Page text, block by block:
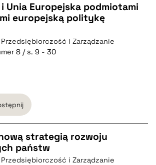
Unia Europejska podmiotami
europejską politykę
Przedsiębiorczość i Zarządzanie
8 / s. 9 - 30
strategią rozwoju
państw
Przedsiębiorczość i Zarządzanie